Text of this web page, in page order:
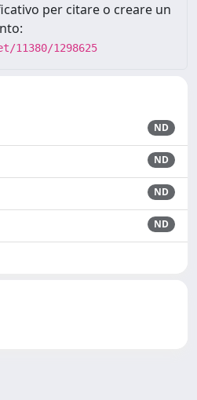
per citare o creare un
1298625
ND
ND
ND
ND